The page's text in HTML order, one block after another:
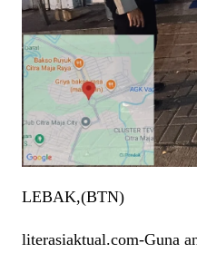
LEBAK,(BTN)
literasiaktual.com-Guna